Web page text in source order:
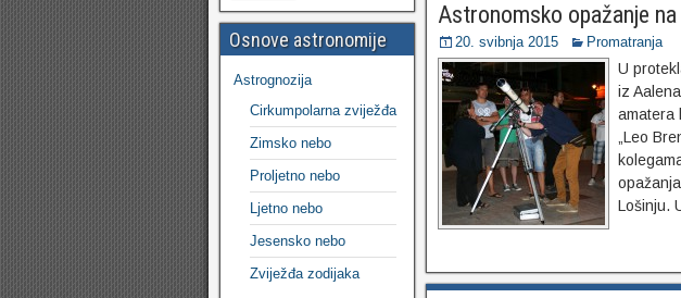
Astronomsko opažanje
20. svibnja 2015 Promatranja
U
iz
amatera
„Leo
Lošinju.
Osnove astronomije
Astrognozija
Cirkumpolarna zviježđa
Zimsko nebo
Proljetno nebo
Ljetno nebo
Jesensko nebo
Zviježđa zodijaka